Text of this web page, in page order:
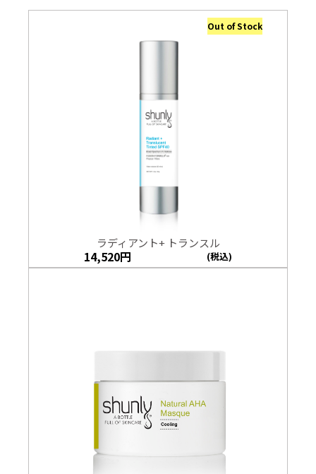
Out of Stock
ラディアント+ トランスル
14,520円 (税込)